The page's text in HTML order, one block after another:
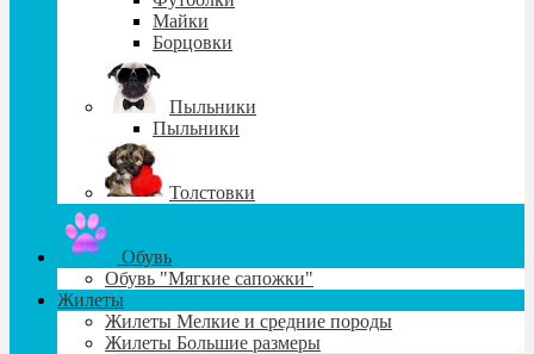
Майки
Борцовки
Пыльники
Пыльники
Толстовки
Обувь
Обувь "Мягкие сапожки"
Жилеты
Жилеты Мелкие и средние породы
Жилеты Большие размеры